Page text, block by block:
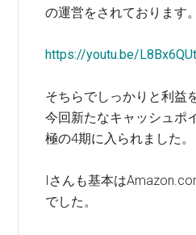
の運営をされております。
https://youtu.be/
そちらでしっかりと利益
今回新たなキャッシュポ
極の4期に入られました。
Iさんも基本は
でした。